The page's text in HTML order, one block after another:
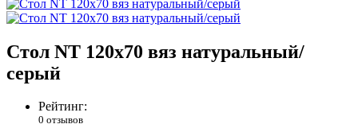
Стол NT 120x70 вяз натуральный/
серый
Рейтинг:
0 отзывов